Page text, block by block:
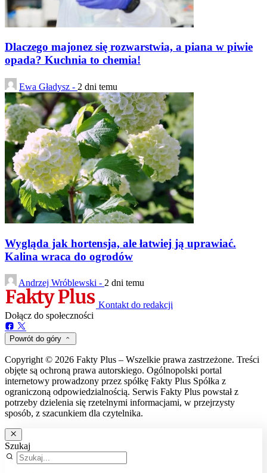
Dlaczego majonez się rozwarstwia, a piana w piwie
opada? Kuchnia to chemia!
Ewa Gładysz - 2 dni temu
Wygląda jak hortensja, ale łatwiej ją uprawiać.
Kalina wraca do ogrodów
Andrzej Wróblewski - 2 dni temu
Kontakt do redakcji
Dołącz do społeczności
Powrót do góry
Copyright © 2026 Fakty Plus – Wszelkie prawa zastrzeżone. Treści
objęte są ochroną prawa autorskiego. Ogólnopolski portal
internetowy prowadzony przez spółkę Fakty Plus Spółka z
ograniczoną odpowiedzialnością. Serwis Fakty Plus powstał z
potrzeby dzielenia się rzetelnymi informacjami, w przejrzysty
sposób, z szacunkiem dla czytelnika.
Szukaj